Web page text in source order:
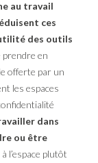
au travail
ces
des outils
prendre en
offerte par un
les espaces
dans
ou être
à l’espace plutôt